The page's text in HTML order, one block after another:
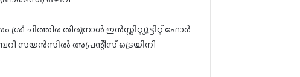
ചിത്തിര തിരുനാൾ ഇൻസ്റ്റിറ്റ്യൂട്ടിറ്റ് ഫോർ
അപ്രന്റീസ് ട്രെയിനി